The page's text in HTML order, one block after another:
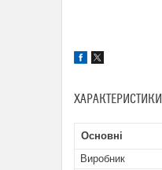
ХАРАКТЕРИСТИКИ
Основні
Виробник